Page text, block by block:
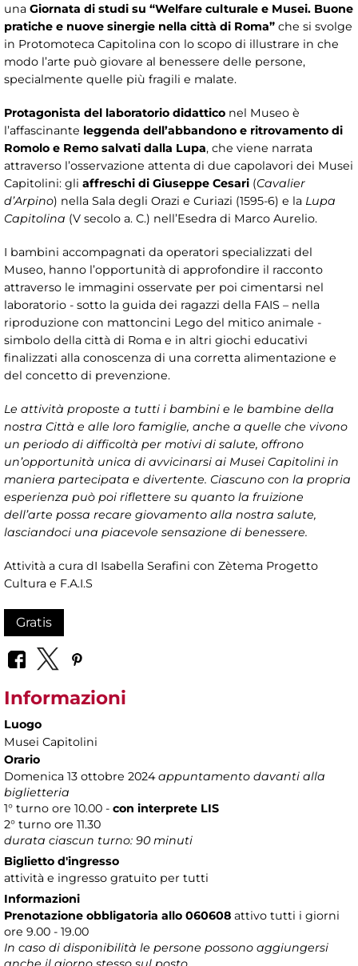
una Giornata di studi su “Welfare culturale e Musei. Buone
pratiche e nuove sinergie nella città di Roma” che si svolge
in Protomoteca Capitolina con lo scopo di illustrare in che
modo l’arte può giovare al benessere delle persone,
specialmente quelle più fragili e malate.
Protagonista del laboratorio didattico nel Museo è
l’affascinante leggenda dell’abbandono e ritrovamento di
Romolo e Remo salvati dalla Lupa, che viene narrata
attraverso l’osservazione attenta di due capolavori dei Musei
Capitolini: gli affreschi di Giuseppe Cesari (Cavalier
d’Arpino) nella Sala degli Orazi e Curiazi (1595-6) e la Lupa
Capitolina (V secolo a. C.) nell’Esedra di Marco Aurelio.
I bambini accompagnati da operatori specializzati del
Museo, hanno l’opportunità di approfondire il racconto
attraverso le immagini osservate per poi cimentarsi nel
laboratorio - sotto la guida dei ragazzi della FAIS – nella
riproduzione con mattoncini Lego del mitico animale -
simbolo della città di Roma e in altri giochi educativi
finalizzati alla conoscenza di una corretta alimentazione e
del concetto di prevenzione.
Le attività proposte a tutti i bambini e le bambine della
nostra Città e alle loro famiglie, anche a quelle che vivono
un periodo di difficoltà per motivi di salute, offrono
un’opportunità unica di avvicinarsi ai Musei Capitolini in
maniera partecipata e divertente. Ciascuno con la propria
esperienza può poi riflettere su quanto la fruizione
dell’arte possa recare giovamento alla nostra salute,
lasciandoci una piacevole sensazione di benessere.
Attività a cura dI Isabella Serafini con Zètema Progetto
Cultura e F.A.I.S
Gratis
Informazioni
Luogo
Musei Capitolini
Orario
Domenica 13 ottobre 2024appuntamento davanti alla
biglietteria
1° turno ore 10.00 - con interprete LIS
2° turno ore 11.30
durata ciascun turno: 90 minuti
Biglietto d'ingresso
attività e ingresso gratuito per tutti
Informazioni
Prenotazione obbligatoria allo 060608 attivo tutti i giorni
ore 9.00 - 19.00
In caso di disponibilità le persone possono aggiungersi